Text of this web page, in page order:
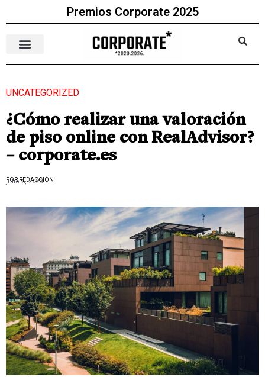
Premios Corporate 2025
UNCATEGORIZED
¿Cómo realizar una valoración
de piso online con RealAdvisor?
– corporate.es
POR REDACCIÓN
julio 6, 2023